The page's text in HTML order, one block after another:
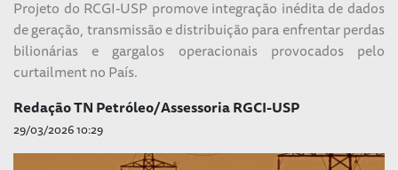
Projeto do RCGI-USP promove integração inédita de dados
de geração, transmissão e distribuição para enfrentar perdas
bilionárias e gargalos operacionais provocados pelo
curtailment no País.
Redação TN Petróleo/Assessoria RGCI-USP
29/03/2026 10:29